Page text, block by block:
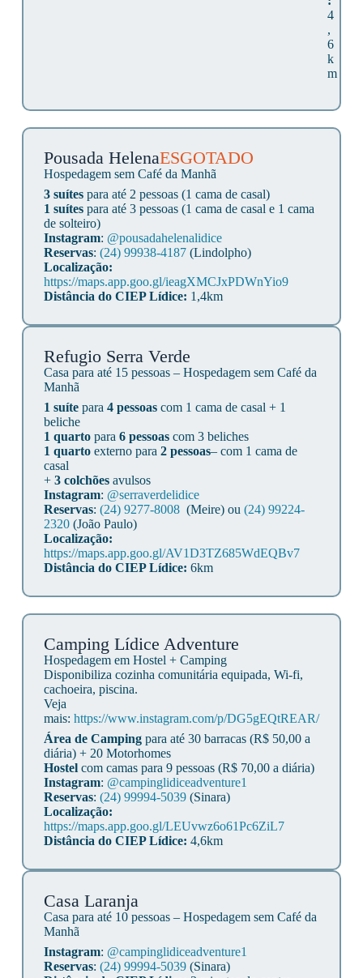
4
,
6
k
m
Pousada HelenaESGOTADO
Hospedagem sem Café da Manhã
3 suítespara até 2 pessoas (1 cama de casal)
1 suítespara até 3 pessoas (1 cama de casal e 1 cama
de solteiro)
Instagram: @pousadahelenalidice
Reservas: (24) 99938-4187(Lindolpho)
Localização:
https://maps.app.goo.gl/ieagXMCJxPDWnYio9
Distância do CIEP Lídice: 1,4km
Refugio Serra Verde
Casa para até 15 pessoas – Hospedagem sem Café da
Manhã
1 suíte para 4 pessoascom 1 cama de casal + 1
beliche
1 quarto para 6 pessoascom 3 beliches
1 quartoexterno para 2 pessoas– com 1 cama de
casal
+3 colchõesavulsos
Instagram: @serraverdelidice
Reservas: (24) 9277-8008(Meire) ou (24) 99224-
2320(João Paulo)
Localização:
https://maps.app.goo.gl/AV1D3TZ685WdEQBv7
Distância do CIEP Lídice: 6km
Camping Lídice Adventure
Hospedagem em Hostel + Camping
Disponibiliza cozinha comunitária equipada, Wi-fi,
cachoeira, piscina.
Veja
mais: https://www.instagram.com/p/DG5gEQtREAR/
Área de Campingpara até 30 barracas (R$ 50,00 a
diária) + 20 Motorhomes
Hostelcom camas para 9 pessoas (R$ 70,00 a diária)
Instagram: @campinglidiceadventure1
Reservas: (24) 99994-5039(Sinara)
Localização:
https://maps.app.goo.gl/LEUvwz6o61Pc6ZiL7
Distância do CIEP Lídice: 4,6km
Casa Laranja
Casa para até 10 pessoas – Hospedagem sem Café da
Manhã
Instagram: @campinglidiceadventure1
Reservas: (24) 99994-5039(Sinara)